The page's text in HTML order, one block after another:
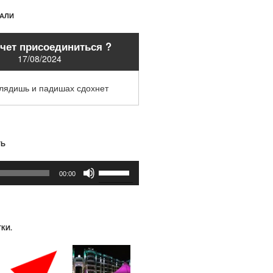
присоединиться ?
17/08/2024
и падишах сдохнет
00:00
или
уменьшить